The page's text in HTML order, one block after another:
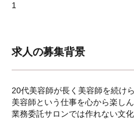
1
求人の募集背景
20代美容師が長く美容師を続け
美容師という仕事を心から楽し
業務委託サロンでは作れない文